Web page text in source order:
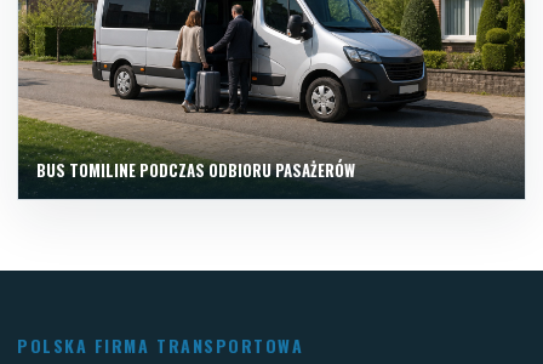
BUS TOMILINE PODCZAS ODBIORU PASAŻERÓW
POLSKA FIRMA TRANSPORTOWA